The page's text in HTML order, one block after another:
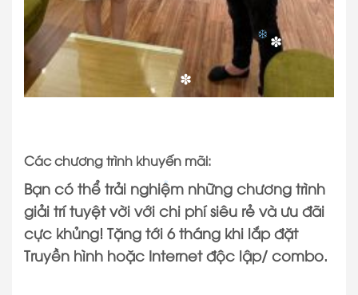
Các chương trình khuyến mãi:
Bạn có thể trải nghiệm những chương trình
giải trí tuyệt vời với chi phí siêu rẻ và ưu đãi
cực khủng! Tặng tới 6 tháng khi lắp đặt
Truyền hình hoặc Internet độc lập/ combo.
✽
✽